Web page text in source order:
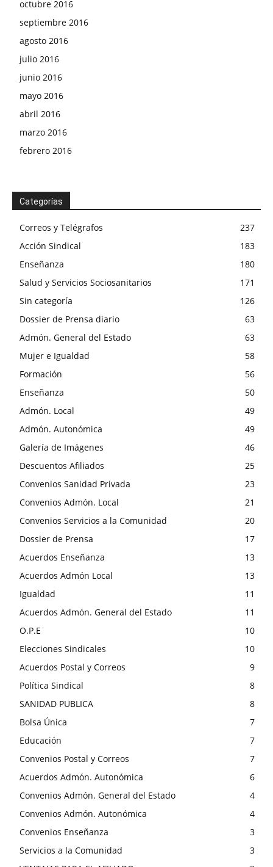
octubre 2016
septiembre 2016
agosto 2016
julio 2016
junio 2016
mayo 2016
abril 2016
marzo 2016
febrero 2016
Categorías
Correos y Telégrafos
237
Acción Sindical
183
Enseñanza
180
Salud y Servicios Sociosanitarios
171
Sin categoría
126
Dossier de Prensa diario
63
Admón. General del Estado
63
Mujer e Igualdad
58
Formación
56
Enseñanza
50
Admón. Local
49
Admón. Autonómica
49
Galería de Imágenes
46
Descuentos Afiliados
25
Convenios Sanidad Privada
23
Convenios Admón. Local
21
Convenios Servicios a la Comunidad
20
Dossier de Prensa
17
Acuerdos Enseñanza
13
Acuerdos Admón Local
13
Igualdad
11
Acuerdos Admón. General del Estado
11
O.P.E
10
Elecciones Sindicales
10
Acuerdos Postal y Correos
9
Política Sindical
8
SANIDAD PUBLICA
8
Bolsa Única
7
Educación
7
Convenios Postal y Correos
7
Acuerdos Admón. Autonómica
6
Convenios Admón. General del Estado
4
Convenios Admón. Autonómica
4
Convenios Enseñanza
3
Servicios a la Comunidad
3